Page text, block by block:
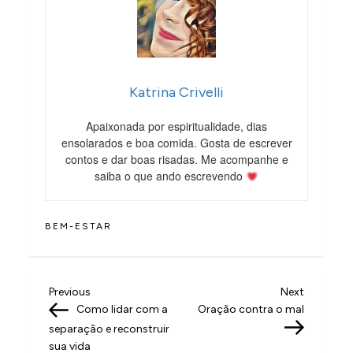
Katrina Crivelli
Apaixonada por espiritualidade, dias
ensolarados e boa comida. Gosta de escrever
contos e dar boas risadas. Me acompanhe e
saiba o que ando escrevendo
BEM-ESTAR
N
a
Previous
Post
Previous
Como lidar com a
separação e reconstruir
sua vida
Next
Post
Next
Oração contra o mal